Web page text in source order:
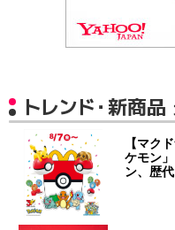
トレンド・新商
【マク
ケモン
ン、歴